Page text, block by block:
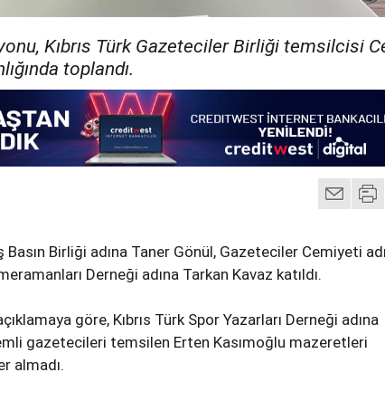
Kıbrıs Türk Gazeteciler Birliği temsilcisi
toplandı.
Basın Birliği adına Taner Gönül, Gazeteciler Cemiyeti
Derneği adına Tarkan Kavaz katıldı.
göre, Kıbrıs Türk Spor Yazarları Derneği adına
gazetecileri temsilen Erten Kasımoğlu mazeretleri
almadı.